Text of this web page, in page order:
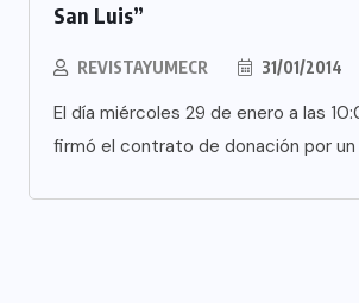
San Luis”
REVISTAYUMECR 31/01/2014
El día miércoles 29 de enero a las
firmó el contrato de donación por